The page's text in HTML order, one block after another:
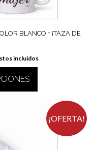
BLANCO + ¡TAZA DE
incluidos
¡OFERTA!